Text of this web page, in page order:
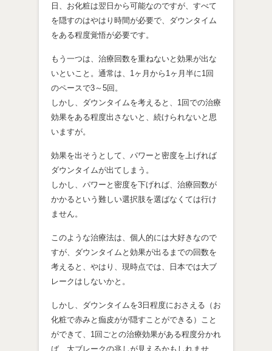
日、お化粧は翌日から可能なのですが、すべて
を隠すのはやはり時間が必要で、ダウンタイム
をある程度覚悟が必要です。
もう一つは、治療回数を重ねないと効果が出な
いといこと。通常は、1ヶ月から1ヶ月半に1回
のペースで3～5回。
しかし、ダウンタイムを考えると、1回での治療
効果をある程度出さないと、続けられないと思
いますが。
効果を出そうとして、パワーと密度を上げれば
ダウンタイムが出てしまう。
しかし、パワーと密度を下げれば、治療回数が
かかるという難しい選択肢を選ばなくては行け
ません。
このような治療法は、個人的には大好きなので
すが、ダウンタイムと効果が出るまでの回数を
考えると、やはり、現時点では、日本では大ブ
レークはしないかと。
しかし、ダウンタイムを3日程度におさえる（お
化粧で赤みと痂皮がが隠すことができる）こと
ができて、1回ごとの治療効果がある程度分かれ
ば、大ブレークの兆しが見えるかもしれませ